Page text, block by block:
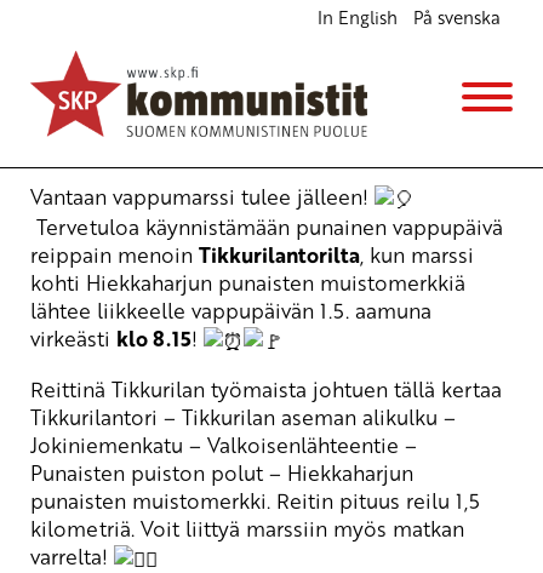
In English På svenska
Vantaan vappumarssi ja kunniakäynti
Hiekkaharjun punaisten muistomerkillä
pe 1.5.2026 klo08:15
Vantaan vappumarssi tulee jälleen!
Tervetuloa käynnistämään punainen vappupäivä
reippain menoin Tikkurilantorilta, kun marssi
kohti Hiekkaharjun punaisten muistomerkkiä
lähtee liikkeelle vappupäivän 1.5. aamuna
virkeästi klo 8.15!
Reittinä Tikkurilan työmaista johtuen tällä kertaa
Tikkurilantori – Tikkurilan aseman alikulku –
Jokiniemenkatu – Valkoisenlähteentie –
Punaisten puiston polut – Hiekkaharjun
punaisten muistomerkki. Reitin pituus reilu 1,5
kilometriä. Voit liittyä marssiin myös matkan
varrelta!